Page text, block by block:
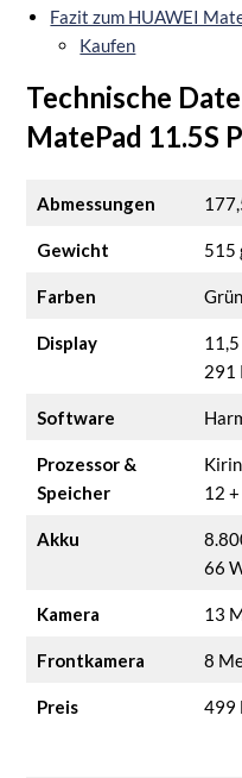
Fazit zum HUAWEI
Kaufen
Technische
MatePad 11.5S
Abmessungen
Gewicht 515
Farben
Display
291
Software
Prozessor &
Speicher
12
Akku
66
Kamera 13
Frontkamera 8
Preis 499